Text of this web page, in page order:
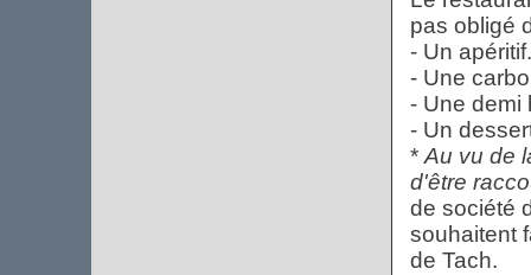
pas obligé
- Un apéritif.
- Une
- Une demi
- Un
* Au vu de
d'être
de société
souhaitent
de Tach.